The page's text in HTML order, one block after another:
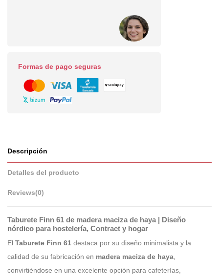
Formas de pago seguras
Descripción
Detalles del producto
Reviews(0)
Taburete Finn 61 de madera maciza de haya | Diseño
nórdico para hostelería, Contract y hogar
El Taburete Finn 61 destaca por su diseño minimalista y la
calidad de su fabricación en madera maciza de haya
convirtiéndose en una excelente opción para cafeterías,